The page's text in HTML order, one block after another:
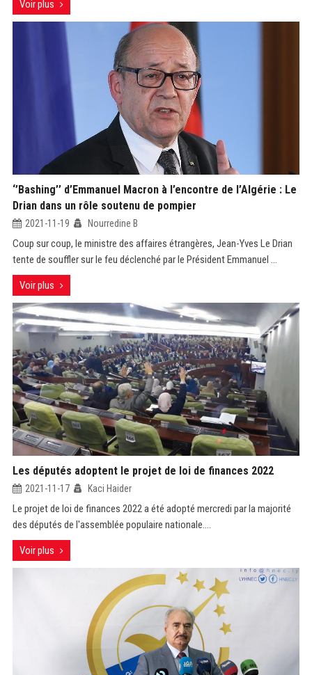
Voir plus
‘’Bashing’’ d’Emmanuel Macron à l’encontre de l’Algérie : Le
Drian dans un rôle soutenu de pompier
2021-11-19 Nourredine B
Coup sur coup, le ministre des affaires étrangères, Jean-Yves Le Drian
tente de souffler sur le feu déclenché par le Président Emmanuel ...
Voir plus
Les députés adoptent le projet de loi de finances 2022
2021-11-17 Kaci Haider
Le projet de loi de finances 2022 a été adopté mercredi par la majorité
des députés de l'assemblée populaire nationale....
Voir plus